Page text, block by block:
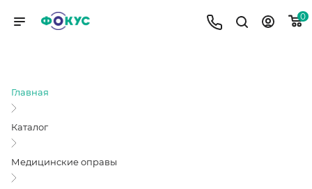
0
Главная
Каталог
Медицинские оправы